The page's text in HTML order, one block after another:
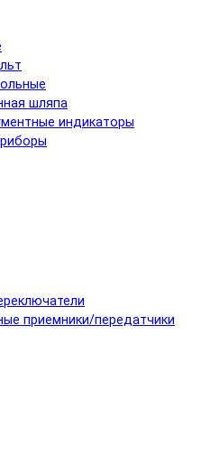
шляпа
индикаторы
приемники/передатчики